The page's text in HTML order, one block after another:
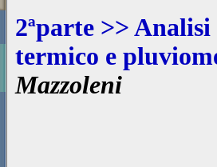
2ªparte >>
termico e
Mazzoleni